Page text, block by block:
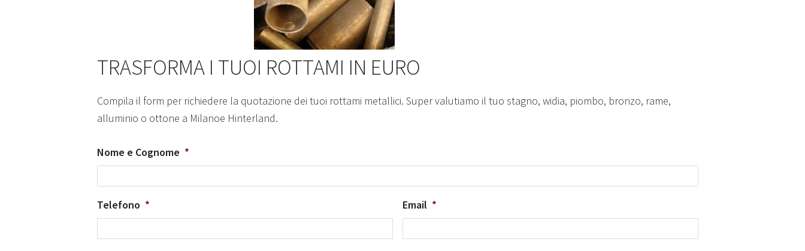
TRASFORMA I TUOI ROTTAMI IN EURO
Compila il form per richiedere la quotazione dei tuoi rottami metallici. Super valutiamo il tuo stagno, widia, piombo, bronzo, rame,
alluminio o ottone a Milanoe Hinterland.
Nome e Cognome *
Telefono * Email *